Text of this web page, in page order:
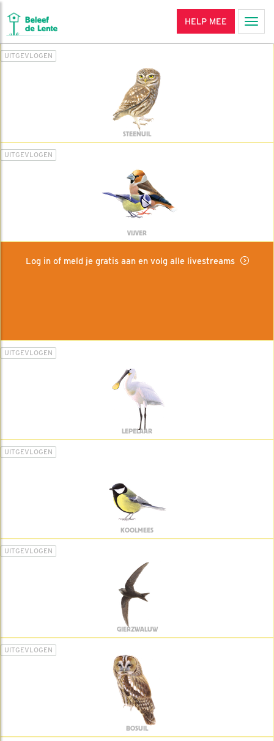
HELP MEE
UITGEVLOGEN
STEENUIL
UITGEVLOGEN
VIJVER
Log in of meld je gratis aan en volg alle livestreams
UITGEVLOGEN
LEPELAAR
UITGEVLOGEN
KOOLMEES
UITGEVLOGEN
GIERZWALUW
UITGEVLOGEN
BOSUIL